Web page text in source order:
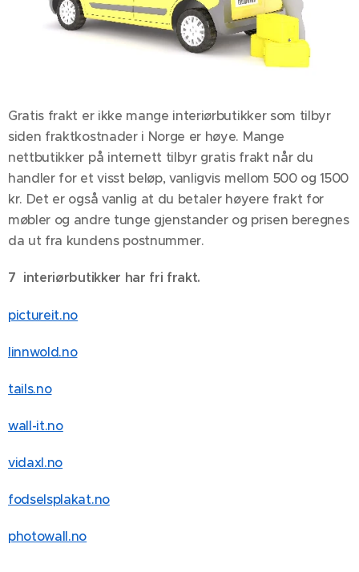
Gratis frakt er ikke mange interiørbutikker som tilbyr
siden fraktkostnader i Norge er høye. Mange
nettbutikker på internett tilbyr gratis frakt når du
handler for et visst beløp, vanligvis mellom 500 og 1500
kr. Det er også vanlig at du betaler høyere frakt for
møbler og andre tunge gjenstander og prisen beregnes
da ut fra kundens postnummer.
7 interiørbutikker har fri frakt.
pictureit.no
linnwold.no
tails.no
wall-it.no
vidaxl.no
fodselsplakat.no
photowall.no